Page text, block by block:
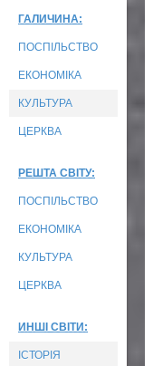
ГАЛИЧИНА:
ПОСПІЛЬСТВО
ЕКОНОМІКА
КУЛЬТУРА
ЦЕРКВА
РЕШТА СВІТУ:
ПОСПІЛЬСТВО
ЕКОНОМІКА
КУЛЬТУРА
ЦЕРКВА
ИНШІ СВІТИ:
ІСТОРІЯ